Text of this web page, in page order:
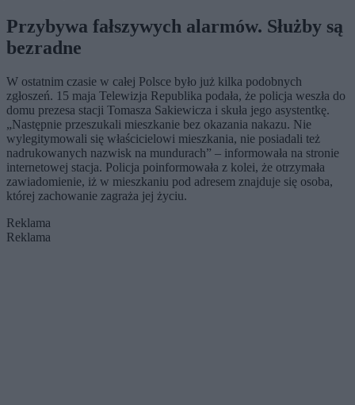
Przybywa fałszywych alarmów. Służby są
bezradne
W ostatnim czasie w całej Polsce było już kilka podobnych
zgłoszeń. 15 maja Telewizja Republika podała, że policja weszła do
domu prezesa stacji Tomasza Sakiewicza i skuła jego asystentkę.
„Następnie przeszukali mieszkanie bez okazania nakazu. Nie
wylegitymowali się właścicielowi mieszkania, nie posiadali też
nadrukowanych nazwisk na mundurach” – informowała na stronie
internetowej stacja. Policja poinformowała z kolei, że otrzymała
zawiadomienie, iż w mieszkaniu pod adresem znajduje się osoba,
której zachowanie zagraża jej życiu.
Reklama
Reklama